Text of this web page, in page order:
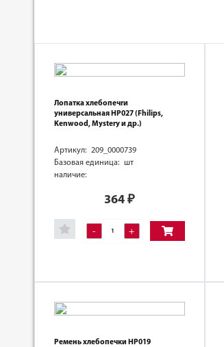
Лопатка хлебопечrи
универсальная HP027 (Fhilips,
Kenwood, Mystery и др.)
Артикул: 209_0000739
Базовая единица: шт
наличие:
364₽
- +
Ремень хлебопечки HP019